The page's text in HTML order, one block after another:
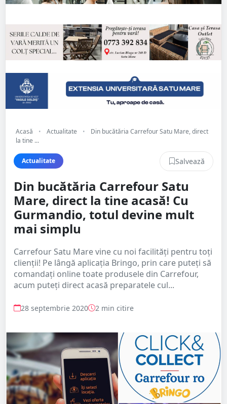
Acasă • Actualitate •
Din bucătăria Carrefour Satu Mare, direct
la tine ...
Actualitate Salvează
Din bucătăria Carrefour Satu
Mare, direct la tine acasă! Cu
Gurmandio, totul devine mult
mai simplu
Carrefour Satu Mare vine cu noi facilități pentru toți
clienții! Pe lângă aplicația Bringo, prin care puteți să
comandați online toate produsele din Carrefour,
acum puteți direct acasă preparatele cul...
28 septembrie 2020 2 min citire